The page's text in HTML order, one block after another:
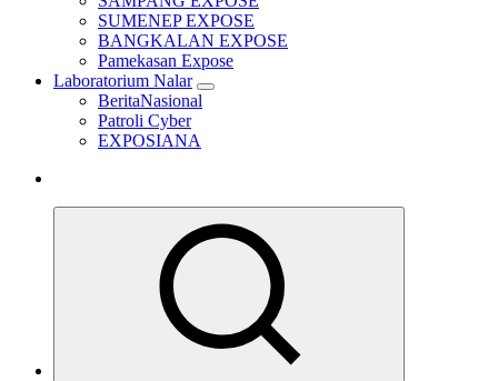
SUMENEP EXPOSE
BANGKALAN EXPOSE
Pamekasan Expose
Laboratorium Nalar
BeritaNasional
Patroli Cyber
EXPOSIANA